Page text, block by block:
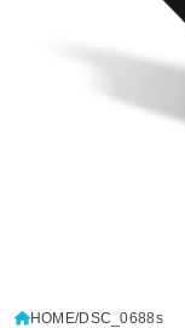
HOME DSC_0688s